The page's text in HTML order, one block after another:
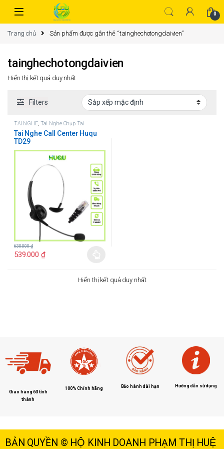
0
Trang chủ Sản phẩm được gắn thẻ “tainghechotongdaivien”
tainghechotongdaivien
Hiển thị kết quả duy nhất
Filters
TAI NGHE, Tai Nghe Chụp Tai
Tai Nghe Call Center Huqu
TD29
539.000 ₫
630.000₫
Hiển thị kết quả duy nhất
Giao hàng 63 tỉnh
thành
100% Chính hãng Bảo hành dài hạn Hướng dẫn sử dụng
BẢN QUYỀN © HỘ KINH DOANH PHẠM THỊ HUỆ